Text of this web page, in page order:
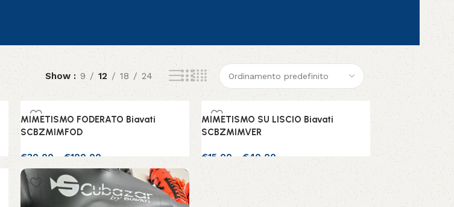
Show 9 12 18 24
MIMETISMO FODERATO Biavati
SCBZMIMFOD
€30,00 €100,00
MIMETISMO SU LISCIO Biavati
SCBZMIMVER
€15,00 - €40,00
Scegli